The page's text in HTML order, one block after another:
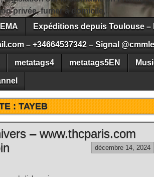
privée, fumer à domicile,
Expéditions depuis Toulouse –
– +34664537342 – Signal
metatags4 metatags5EN
:TAYEB
– www.thcparis.com
décembre 14, 2024